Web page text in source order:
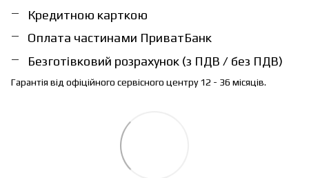
Кредитною карткою
Оплата частинами ПриватБанк
Безготівковий розрахунок (з ПДВ / без ПДВ)
Гарантія від офіційного сервісного центру 12 - 36 місяців.